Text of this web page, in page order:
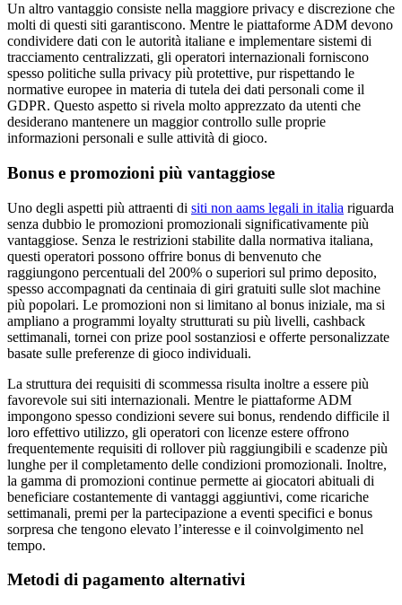
Un altro vantaggio consiste nella maggiore privacy e discrezione che
molti di questi siti garantiscono. Mentre le piattaforme ADM devono
condividere dati con le autorità italiane e implementare sistemi di
tracciamento centralizzati, gli operatori internazionali forniscono
spesso politiche sulla privacy più protettive, pur rispettando le
normative europee in materia di tutela dei dati personali come il
GDPR. Questo aspetto si rivela molto apprezzato da utenti che
desiderano mantenere un maggior controllo sulle proprie
informazioni personali e sulle attività di gioco.
Bonus e promozioni più vantaggiose
Uno degli aspetti più attraenti di siti non aams legali in italia riguarda
senza dubbio le promozioni promozionali significativamente più
vantaggiose. Senza le restrizioni stabilite dalla normativa italiana,
questi operatori possono offrire bonus di benvenuto che
raggiungono percentuali del 200% o superiori sul primo deposito,
spesso accompagnati da centinaia di giri gratuiti sulle slot machine
più popolari. Le promozioni non si limitano al bonus iniziale, ma si
ampliano a programmi loyalty strutturati su più livelli, cashback
settimanali, tornei con prize pool sostanziosi e offerte personalizzate
basate sulle preferenze di gioco individuali.
La struttura dei requisiti di scommessa risulta inoltre a essere più
favorevole sui siti internazionali. Mentre le piattaforme ADM
impongono spesso condizioni severe sui bonus, rendendo difficile il
loro effettivo utilizzo, gli operatori con licenze estere offrono
frequentemente requisiti di rollover più raggiungibili e scadenze più
lunghe per il completamento delle condizioni promozionali. Inoltre,
la gamma di promozioni continue permette ai giocatori abituali di
beneficiare costantemente di vantaggi aggiuntivi, come ricariche
settimanali, premi per la partecipazione a eventi specifici e bonus
sorpresa che tengono elevato l’interesse e il coinvolgimento nel
tempo.
Metodi di pagamento alternativi